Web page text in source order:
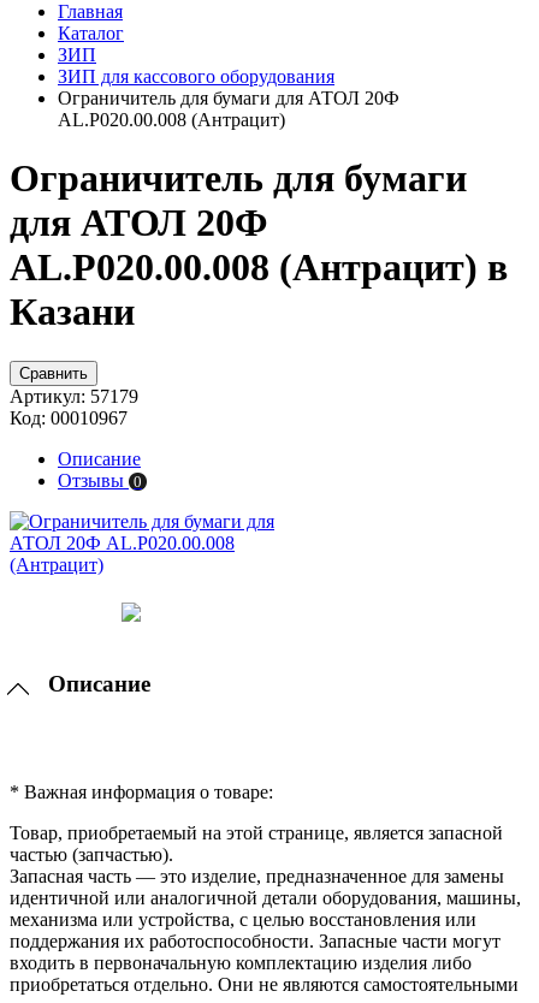
Главная
Каталог
ЗИП
ЗИП для кассового оборудования
Ограничитель для бумаги для АТОЛ 20Ф
AL.P020.00.008 (Антрацит)
Ограничитель для бумаги
для АТОЛ 20Ф
AL.P020.00.008 (Антрацит) в
Казани
Сравнить
Артикул: 57179
Код: 00010967
Описание
Отзывы 0
Описание
* Важная информация о товаре:
Товар, приобретаемый на этой странице, является запасной
частью (запчастью).
Запасная часть — это изделие, предназначенное для замены
идентичной или аналогичной детали оборудования, машины,
механизма или устройства, с целью восстановления или
поддержания их работоспособности. Запасные части могут
входить в первоначальную комплектацию изделия либо
приобретаться отдельно. Они не являются самостоятельными